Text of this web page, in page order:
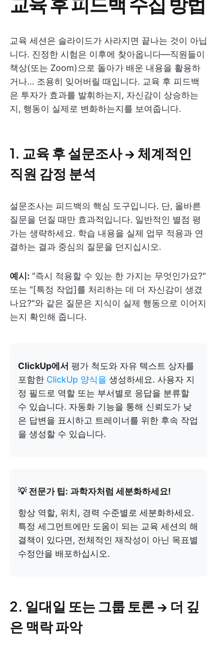
교육 세션은 슬라이드가 사라지면 끝나는 것이 아닙
니다. 진정한 시험은 이후에 찾아옵니다—직원들이
책상(또는 Zoom)으로 돌아가 배운 내용을 활용하
거나… 조용히 잊어버릴 때입니다. 교육 후 피드백
은 투자가 효과를 발휘하는지, 자신감이 상승하는
지, 행동이 실제로 변화하는지를 보여줍니다.
1. 교육 후 설문조사 → 체계적인
직원 감정 분석
설문조사는 피드백의 핵심 도구입니다. 단, 올바른
질문을 던질 때만 효과적입니다. 일반적인 별점 평
가는 생략하세요. 학습 내용을 실제 업무 적용과 연
결하는 결과 중심의 질문을 던지십시오.
예시: "즉시 적용할 수 있는 한 가지는 무엇인가요?"
또는 "[특정 작업]를 처리하는 데 더 자신감이 생겼
나요?"와 같은 질문은 지식이 실제 행동으로 이어지
는지 확인해 줍니다.
ClickUp에서 평가 척도와 자유 텍스트 상자를
포함한 ClickUp 양식을 생성하세요. 사용자 지
정 필드로 역할 또는 부서별로 응답을 분류할
수 있습니다. 자동화 기능을 통해 신뢰도가 낮
은 답변을 표시하고 트레이너를 위한 후속 작업
을 생성할 수 있습니다.
💡 전문가 팁: 과학자처럼 세분화하세요!
항상 역할, 위치, 경력 수준별로 세분화하세요.
특정 세그먼트에만 도움이 되는 교육 세션의 해
결책이 있다면, 전체적인 재작성이 아닌 목표별
수정안을 배포하십시오.
2. 일대일 또는 그룹 토론 → 더 깊
은 맥락 파악